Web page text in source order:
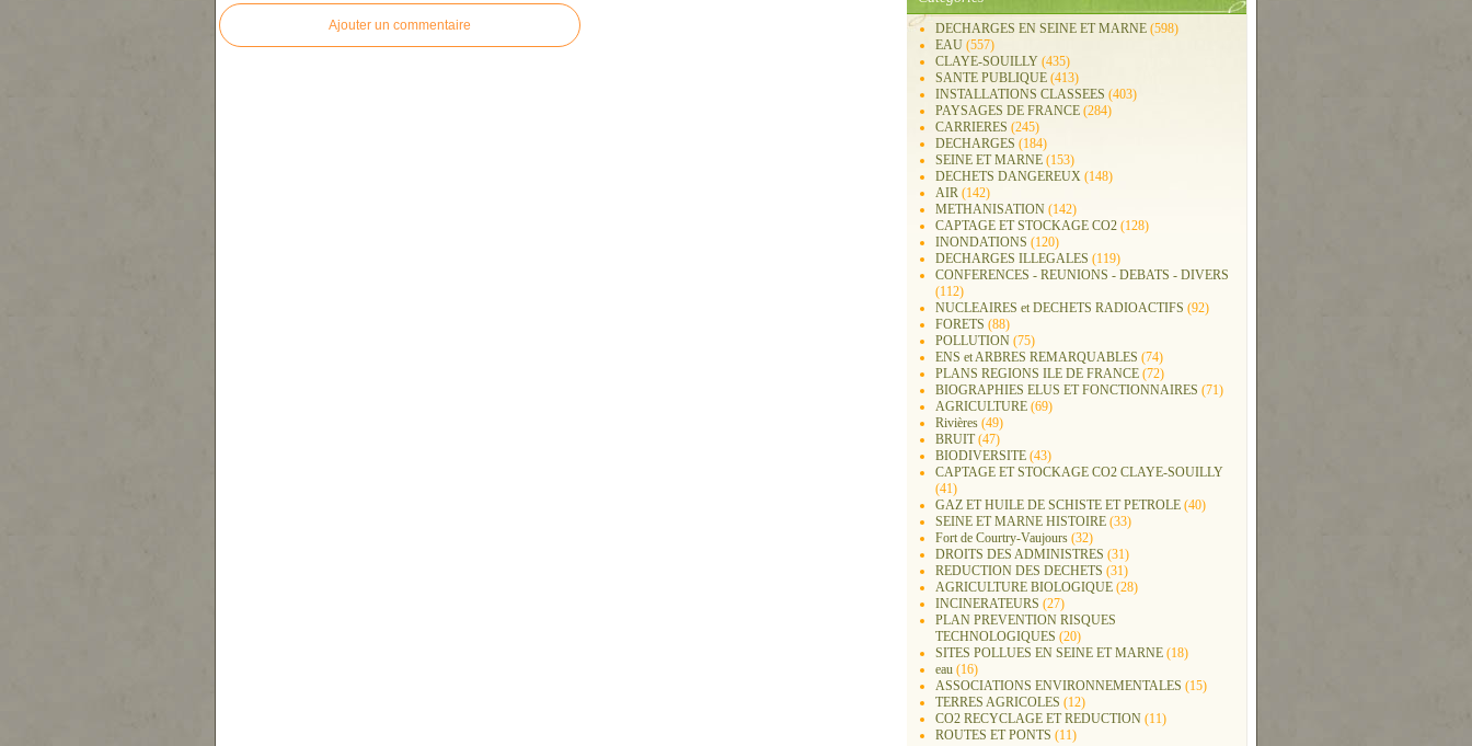
Ajouter un commentaire DECHARGES EN SEINE ET MARNE (598)
EAU (557)
CLAYE-SOUILLY (435)
SANTE PUBLIQUE (413)
INSTALLATIONS CLASSEES (403)
PAYSAGES DE FRANCE (284)
CARRIERES (245)
DECHARGES (184)
SEINE ET MARNE (153)
DECHETS DANGEREUX (148)
AIR (142)
METHANISATION (142)
CAPTAGE ET STOCKAGE CO2 (128)
INONDATIONS (120)
DECHARGES ILLEGALES (119)
CONFERENCES - REUNIONS - DEBATS - DIVERS
(112)
NUCLEAIRES et DECHETS RADIOACTIFS (92)
FORETS (88)
POLLUTION (75)
ENS et ARBRES REMARQUABLES (74)
PLANS REGIONS ILE DE FRANCE (72)
BIOGRAPHIES ELUS ET FONCTIONNAIRES (71)
AGRICULTURE (69)
Rivières (49)
BRUIT(47)
BIODIVERSITE (43)
CAPTAGE ET STOCKAGE CO2 CLAYE-SOUILLY
(41)
GAZ ET HUILE DE SCHISTE ET PETROLE (40)
SEINE ET MARNE HISTOIRE (33)
Fort de Courtry-Vaujours (32)
DROITS DES ADMINISTRES (31)
REDUCTION DES DECHETS (31)
AGRICULTURE BIOLOGIQUE (28)
INCINERATEURS (27)
PLAN PREVENTION RISQUES
TECHNOLOGIQUES (20)
SITES POLLUES EN SEINE ET MARNE (18)
eau (16)
ASSOCIATIONS ENVIRONNEMENTALES (15)
TERRES AGRICOLES (12)
CO2 RECYCLAGE ET REDUCTION (11)
ROUTES ET PONTS (11)